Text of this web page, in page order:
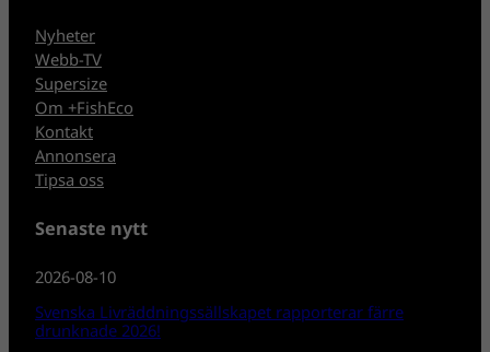
Nyheter
Webb-TV
Supersize
Om +FishEco
Kontakt
Annonsera
Tipsa oss
Senaste nytt
2026-08-10
Svenska Livräddningssällskapet rapporterar färre
drunknade 2026!